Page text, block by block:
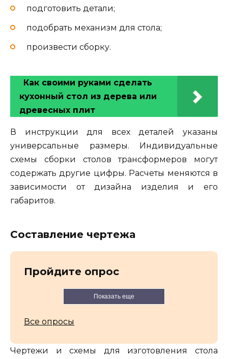
подготовить детали;
подобрать механизм для стола;
произвести сборку.
Как своими руками сделать
кухонный стол из дерева или
древесных плит
В инструкции для всех деталей указаны
универсальные размеры. Индивидуальные
схемы сборки столов трансформеров могут
содержать другие цифры. Расчеты меняются в
зависимости от дизайна изделия и его
габаритов.
Составление чертежа
Пройдите опрос
Показать еще
Все опросы
Чертежи и схемы для изготовления стола